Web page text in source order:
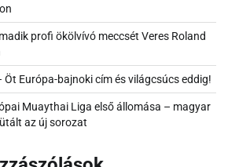
profi ökölvívó meccsét Veres Roland
Öt Európa-bajnoki cím és világcsúcs eddig!
Muaythai Liga első állomása – magyar
az új sorozat